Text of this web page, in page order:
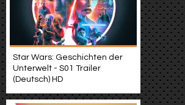
Star Wars: Geschichten der
Unterwelt - S01 Trailer
(Deutsch) HD